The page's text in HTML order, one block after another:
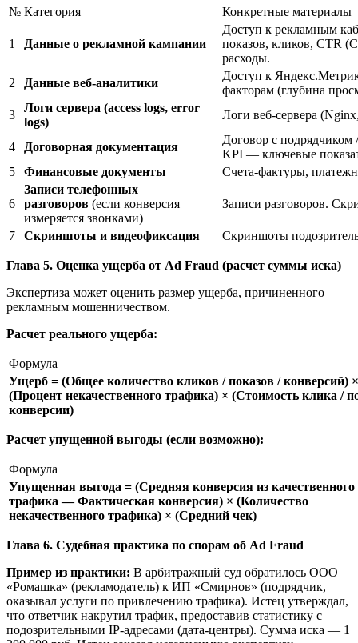
№ Категория Конкретные материалы
1 Данные о рекламной кампании
Доступ к рекламным
показов, кликов, CTR
расходы.
2
Данные веб-аналитики
Доступ к
факторам (глубина
3
Логи сервера (access logs, error
logs)
Логи веб-сервера
4 Договорная документация
Договор с подрядчиком
KPI — ключевые
5
Финансовые документы Счета-фактуры,
6
Записи телефонных
разговоров (если конверсия
измеряется звонками)
Записи разговоров.
7 Скриншоты и видеофиксация Скриншоты
Глава 5. Оценка ущерба от Ad Fraud (расчет суммы иска)
Экспертиза может оценить размер ущерба, причиненного
рекламным мошенничеством.
Расчет реального ущерба:
Формула
Ущерб = (Общее количество кликов / показов / конверсий) ×
(Процент некачественного трафика) × (Стоимость клика /
конверсии)
Расчет упущенной выгоды (если возможно):
Формула
Упущенная выгода = (Средняя конверсия из качественного
трафика — Фактическая конверсия) × (Количество
некачественного трафика) × (Средний чек)
Глава 6. Судебная практика по спорам об Ad Fraud
Пример из практики: В арбитражный суд обратилось ООО
«Ромашка» (рекламодатель) к ИП «Смирнов» (подрядчик,
оказывал услуги по привлечению трафика). Истец утверждал,
что ответчик накрутил трафик, предоставив статистику с
подозрительными IP-адресами (дата-центры). Сумма иска — 1